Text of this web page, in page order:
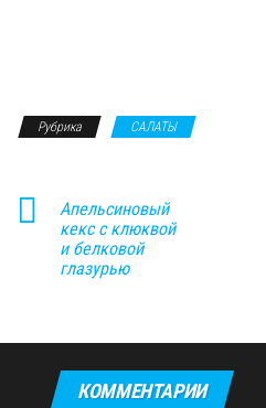
Рубрика САЛАТЫ
Апельсиновый
кекс с клюквой
и белковой
глазурью
КОММЕНТАРИИ